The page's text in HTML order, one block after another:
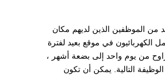
من الموظفين الذين لديهم مكان
الكهربائيون في موقع بعيد لفترة
من يوم واحد إلى بضعة أشهر ،
الوظيفة التالية. يمكن أن تكون